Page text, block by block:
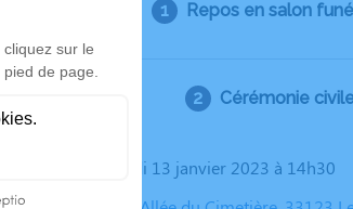
Repos en salon
Cérémonie
Le vendredi 13 janvier 2023 à 14h30